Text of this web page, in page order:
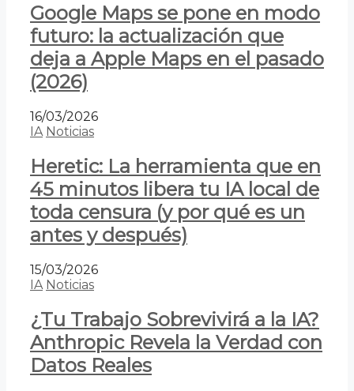
Google Maps se pone en modo
futuro: la actualización que
deja a Apple Maps en el pasado
(2026)
16/03/2026
IA Noticias
Heretic: La herramienta que en
45 minutos libera tu IA local de
toda censura (y por qué es un
antes y después)
15/03/2026
IA Noticias
¿Tu Trabajo Sobrevivirá a la IA?
Anthropic Revela la Verdad con
Datos Reales